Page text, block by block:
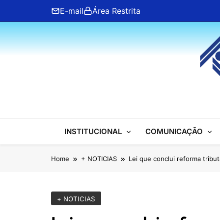
content
E-mail Área Restrita
ANFIP Nacional
INSTITUCIONAL COMUNICAÇÃO
Home + NOTICIAS Lei que conclui reforma
+ NOTICIAS